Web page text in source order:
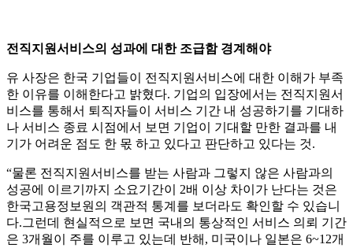
전직지원서비스의 성과에 대한 조급함 경계해야
유 사장은 한국 기업들이 전직지원서비스에 대한 이해가 부족
한 이유를 이해한다고 밝혔다. 기업의 입장에서는 전직지원서
비스를 통해서 퇴직자들이 서비스 기간 내 성공하기를 기대하
나 서비스 종료 시점에서 보면 기업이 기대할 만한 결과를 내
기가 어려운 점도 한 몫 하고 있다고 판단하고 있다는 것.
“물론 전직지원서비스를 받는 사람과 그렇지 않은 사람과의
성공에 이르기까지 소요기간이 2배 이상 차이가 난다는 것은
한국고용정보원의 객관적 통계를 보더라도 확인할 수 있습니
다.그런데 현실적으로 보면 국내의 통상적인 서비스 의뢰 기간
은 3개월이 주를 이루고 있는데 반해, 미국이나 일본은 6~12개